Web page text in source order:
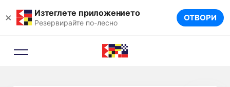
× Изтеглете приложението
Резервирайте по-лесно ОТВОРИ